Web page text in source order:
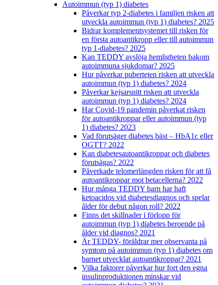
Autoimmun (typ 1) diabetes
Påverkar typ 2-diabetes i familjen risken att
utveckla autoimmun (typ 1) diabetes? 2025
Bidrar komplementsystemet till risken för
en första autoantikropp eller till autoimmun
typ 1-diabetes? 2025
Kan TEDDY avslöja hemligheten bakom
autoimmuna sjukdomar? 2025
Hur påverkar puberteten risken att utveckla
autoimmun (typ 1) diabetes? 2024
Påverkar kejsarsnitt risken att utveckla
autoimmun (typ 1) diabetes? 2024
Har Covid-19 pandemin påverkat risken
för autoantikroppar eller autoimmun (typ
1) diabetes? 2023
Vad förutsäger diabetes bäst – HbA1c eller
OGTT? 2022
Kan diabetesautoantikroppar och diabetes
förutsägas? 2022
Påverkade telomerlängden risken för att få
autoantikroppar mot betacellerna? 2022
Hur många TEDDY barn har haft
ketoacidos vid diabetesdiagnos och spelar
ålder för debut någon roll? 2022
Finns det skillnader i förlopp för
autoimmun (typ 1) diabetes beroende på
ålder vid diagnos? 2021
Är TEDDY- föräldrar mer observanta på
symtom på autoimmun (typ 1) diabetes om
barnet utvecklat autoantikroppar? 2021
Vilka faktorer påverkar hur fort den egna
insulinproduktionen minskar vid